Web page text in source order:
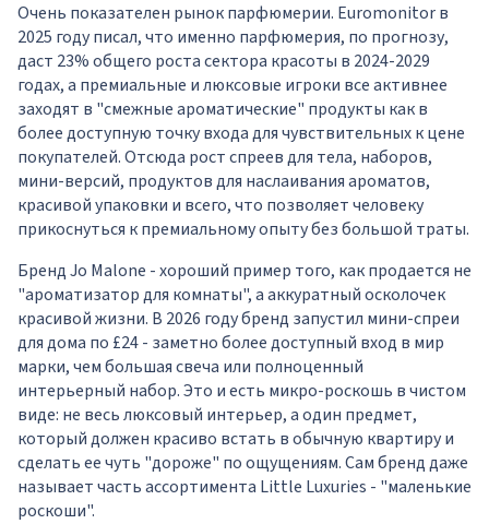
Очень показателен рынок парфюмерии. Euromonitor в
2025 году писал, что именно парфюмерия, по прогнозу,
даст 23% общего роста сектора красоты в 2024-2029
годах, а премиальные и люксовые игроки все активнее
заходят в "смежные ароматические" продукты как в
более доступную точку входа для чувствительных к цене
покупателей. Отсюда рост спреев для тела, наборов,
мини-версий, продуктов для наслаивания ароматов,
красивой упаковки и всего, что позволяет человеку
прикоснуться к премиальному опыту без большой траты.
Бренд Jo Malone - хороший пример того, как продается не
"ароматизатор для комнаты", а аккуратный осколочек
красивой жизни. В 2026 году бренд запустил мини-спреи
для дома по £24 - заметно более доступный вход в мир
марки, чем большая свеча или полноценный
интерьерный набор. Это и есть микро-роскошь в чистом
виде: не весь люксовый интерьер, а один предмет,
который должен красиво встать в обычную квартиру и
сделать ее чуть "дороже" по ощущениям. Сам бренд даже
называет часть ассортимента Little Luxuries - "маленькие
роскоши".